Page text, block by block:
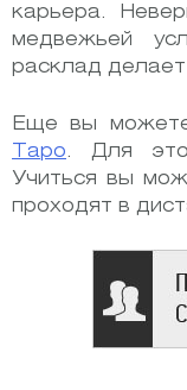
карьера.
медвежьей
расклад делает
Еще вы
Таро . Для
Учиться вы
проходят в